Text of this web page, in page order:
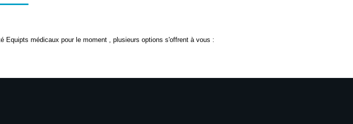
Equipts médicaux pour le moment , plusieurs options s'offrent à vous :